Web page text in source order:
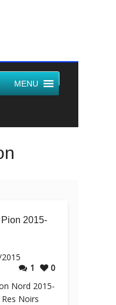
MENU
2015-
1
0
Nord 2015-
Noirs